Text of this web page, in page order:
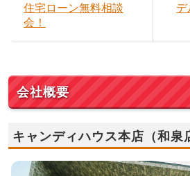
住宅ローン無料相談
会！
会社概要
キャンディハウス本店（和泉